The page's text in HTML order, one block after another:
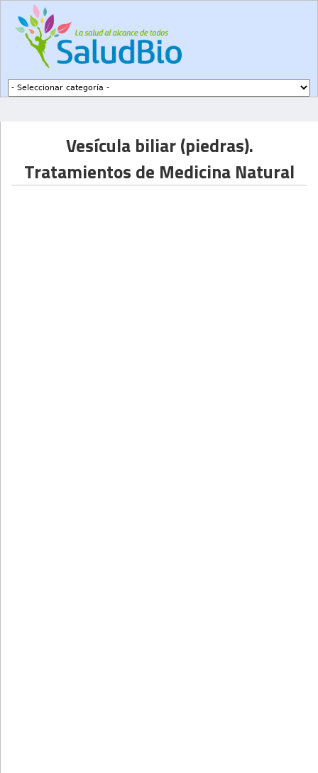
Vesícula biliar (piedras).
Tratamientos de Medicina Natural